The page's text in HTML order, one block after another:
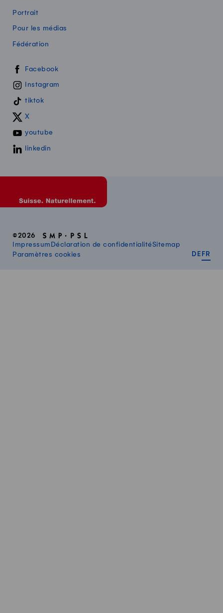
Portrait
Pour les médias
Fédération
Swissmilk sur les réseaux sociaux
Facebook
Instagram
tiktok
X
youtube
linkedin
©2026
Impressum Déclaration de confidentialitéSitemap
Paramètres cookies
DE FR